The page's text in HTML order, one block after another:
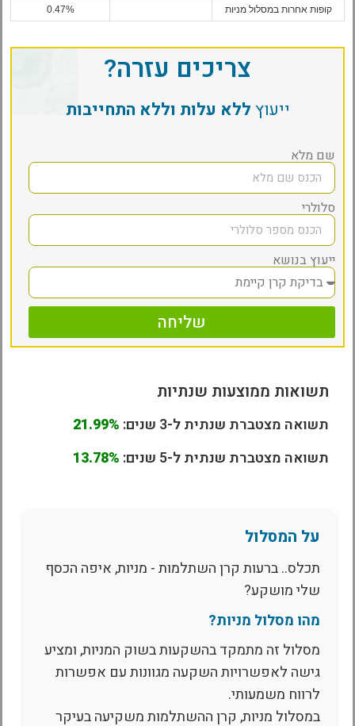
קופות אחרות במסלול מניות 0.47%
צריכים עזרה?
ייעוץללא עלות וללא התחייבות
שם מלא
סלולרי
ייעוץ בנושא
שליחה
תשואות ממוצעות שנתיות
תשואה מצטברת שנתית ל-3 שנים:
21.99%
תשואה מצטברת שנתית ל-5 שנים:
13.78%
על המסלול
תכלס.. ברעות קרן השתלמות - מניות, איפה הכסף
שלי מושקע?
מהו מסלול מניות?
מסלול זה מתמקד בהשקעות בשוק המניות, ומציע
גישה לאפשרויות השקעה מגוונות עם אפשרות
לרווח משמעותי.
במסלול מניות, קרן ההשתלמות משקיעה בעיקר